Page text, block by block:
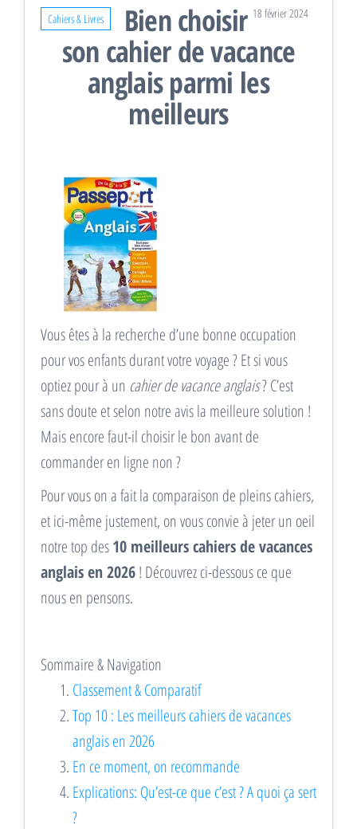
Cahiers & Livres 18 février 2024
Bien choisir
son cahier de vacance
anglais parmi les
meilleurs
Vous êtes à la recherche d’une bonne occupation
pour vos enfants durant votre voyage ? Et si vous
optiez pour à un cahier de vacance anglais? C’est
sans doute et selon notre avis la meilleure solution !
Mais encore faut-il choisir le bon avant de
commander en ligne non ?
Pour vous on a fait la comparaison de pleins cahiers,
et ici-même justement, on vous convie à jeter un oeil
notre top des10 meilleurs cahiers de vacances
anglais en 2026! Découvrez ci-dessous ce que
nous en pensons.
Sommaire & Navigation
Classement & Comparatif
Top 10 : Les meilleurs cahiers de vacances
anglais en 2026
En ce moment, on recommande
Explications: Qu’est-ce que c’est ? A quoi ça sert
?